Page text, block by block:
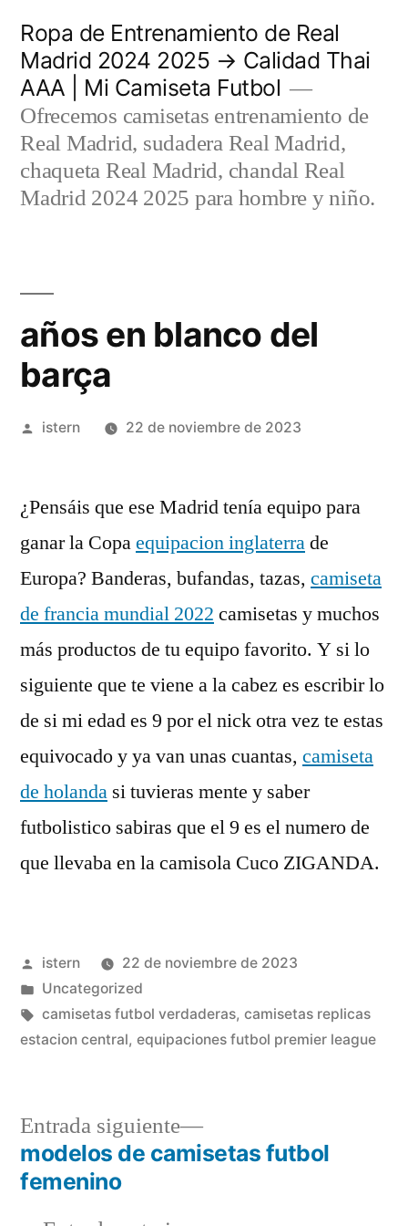
contenido
Ropa de Entrenamiento de Real
Madrid 2024 2025 → Calidad Thai
AAA | Mi Camiseta Futbol
Ofrecemos camisetas entrenamiento de
Real Madrid, sudadera Real Madrid,
chaqueta Real Madrid, chandal Real
Madrid 2024 2025 para hombre y niño.
años en blanco del
barça
Publicado
istern 22 de noviembre de 2023
¿Pensáis que ese Madrid tenía equipo para
ganar la Copaequipacion inglaterrade
Europa? Banderas, bufandas, tazas, camiseta
de francia mundial 2022 camisetas y muchos
más productos de tu equipo favorito. Y si lo
siguiente que te viene a la cabez es escribir lo
de si mi edad es 9 por el nick otra vez te estas
equivocado y ya van unas cuantas, camiseta
de holanda si tuvieras mente y saber
futbolistico sabiras que el 9 es el numero de
que llevaba en la camisola Cuco ZIGANDA.
Publicado
por
istern
22 de noviembre de 2023
Publicado
en
Uncategorized
Etiquetas:
camisetas futbol verdaderas, camisetas replicas
estacion central, equipaciones futbol premier league
Navegación
Entrada siguiente
Entrada
siguiente:
modelos de camisetas futbol
femenino